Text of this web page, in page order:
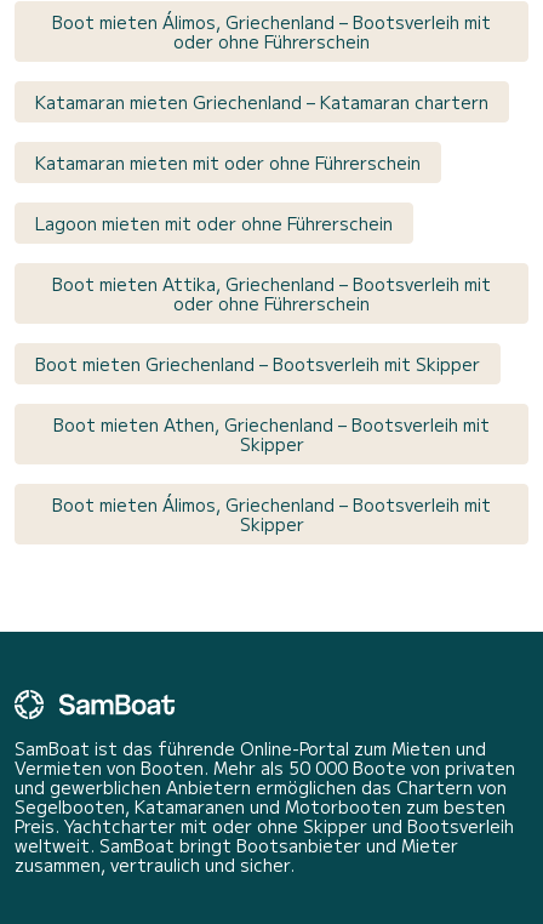
Boot mieten Álimos, Griechenland – Bootsverleih mit
oder ohne Führerschein
Katamaran mieten Griechenland – Katamaran chartern
Katamaran mieten mit oder ohne Führerschein
Lagoon mieten mit oder ohne Führerschein
Boot mieten Attika, Griechenland – Bootsverleih mit
oder ohne Führerschein
Boot mieten Griechenland – Bootsverleih mit Skipper
Boot mieten Athen, Griechenland – Bootsverleih mit
Skipper
Boot mieten Álimos, Griechenland – Bootsverleih mit
Skipper
SamBoat ist das führende Online-Portal zum Mieten und
Vermieten von Booten. Mehr als 50 000 Boote von privaten
und gewerblichen Anbietern ermöglichen das Chartern von
Segelbooten, Katamaranen und Motorbooten zum besten
Preis. Yachtcharter mit oder ohne Skipper und Bootsverleih
weltweit. SamBoat bringt Bootsanbieter und Mieter
zusammen, vertraulich und sicher.